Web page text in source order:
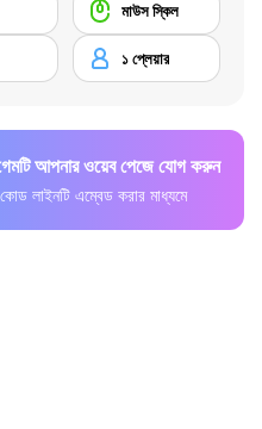
মাউস স্কিল
১ প্লেয়ার
আপনার ওয়েব পেজে যোগ করুন
লাইনটি এম্বেড করার মাধ্যমে